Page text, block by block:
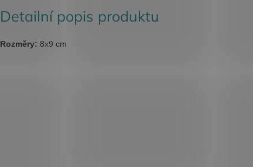
Detailní popis produktu
Rozměry: 8x9 cm